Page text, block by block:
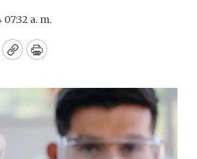
a. m.
CopyPrint